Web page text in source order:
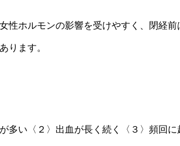
ホルモンの影響を受けやすく、閉経前
ります。
多い〈２〉出血が長く続く〈３〉頻回